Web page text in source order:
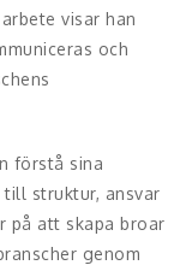
visar han
och
förstå sina
struktur, ansvar
på att skapa broar
genom